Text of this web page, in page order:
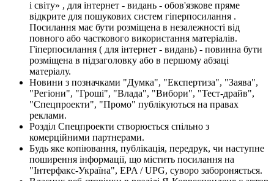
і світу» , для інтернет - видань - обов'язкове пряме
відкрите для пошукових систем гіперпосилання .
Посилання має бути розміщена в незалежності від
повного або часткового використання матеріалів.
Гіперпосилання ( для інтернет - видань) - повинна бути
розміщена в підзаголовку або в першому абзаці
матеріалу.
Новини з позначками "Думка", "Експертиза", "Заява",
"Регіони", "Гроші", "Влада", "Вибори", "Тест-драйв",
"Спецпроекти", "Промо" публікуються на правах
реклами.
Розділ Спецпроекти створюється спільно з
комерційними партнерами.
Будь яке копіювання, публікація, передрук, чи наступне
поширення інформації, що містить посилання на
"Інтерфакс-Україна", EPA / UPG, суворо забороняється.